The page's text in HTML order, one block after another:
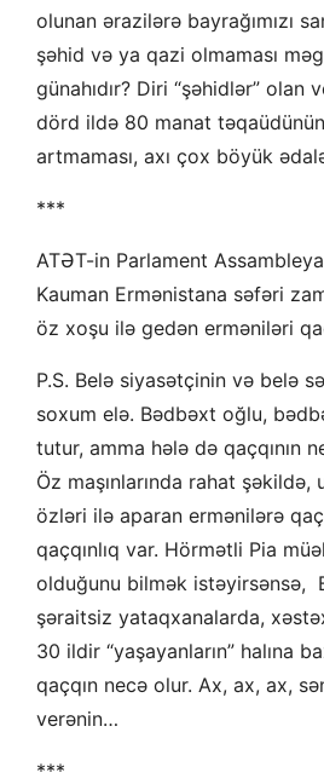
olunan ərazilərə bayrağımızı
şəhid və ya qazi olmaması
günahıdır? Diri “şəhidlər” olan
dörd ildə 80 manat
artmaması, axı çox böyük
***
ATƏT-in Parlament
Kauman Ermənistana səfəri
öz xoşu ilə gedən erməniləri
P.S. Belə siyasətçinin və belə
soxum elə. Bədbəxt oğlu,
tutur, amma hələ də qaçqının
Öz maşınlarında rahat şəkildə,
özləri ilə aparan ermənilərə
qaçqınlıq var. Hörmətli Pia
olduğunu bilmək istəyirsənsə,
şəraitsiz yataqxanalarda,
30 ildir “yaşayanların” halına
qaçqın necə olur. Ax, ax, ax,
verənin…
***